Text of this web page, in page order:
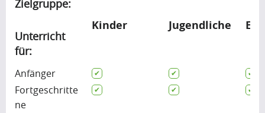
Zielgruppe:
Unterricht
für:
Kinder Jugendliche
Anfänger
Fortgeschritte
ne